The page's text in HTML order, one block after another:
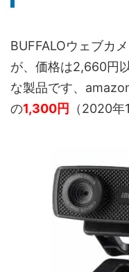
BUFFALOウェブカ
が、価格は2,660円
な製品です、
の1,300円 （2020年